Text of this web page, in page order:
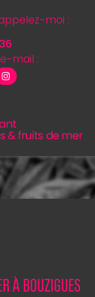
moi :
mail :
À BOUZIGUES